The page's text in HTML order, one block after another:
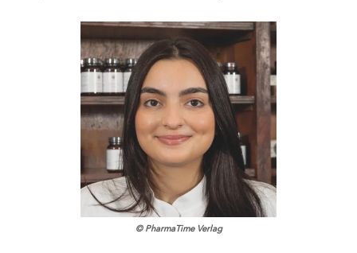
© PharmaTime Verlag